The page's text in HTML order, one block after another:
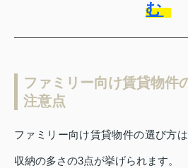
む
ファミリー向け賃貸物件
注意点
ファミリー向け賃貸物件の選び方
収納の多さの3点が挙げられます。